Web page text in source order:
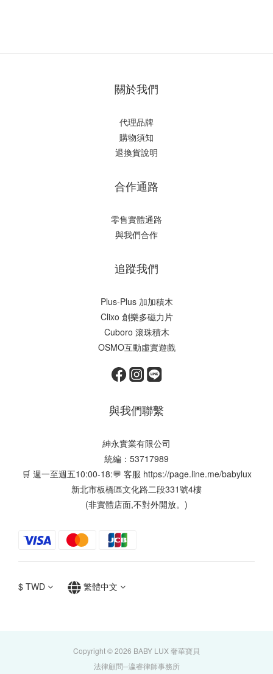
關於我們
代理品牌
購物須知
退換貨說明
合作通路
零售實體通路
與我們合作
追蹤我們
Plus-Plus 加加積木
Clixo 創樂多磁力片
Cuboro 滾珠積木
OSMO互動虛實遊戲
與我們聯繫
紳永實業有限公司
統編：53717989
🛒 週一至週五10:00-18:💬 客服 https://page.line.me/babylux
新北市板橋區文化路二段331號4樓
(非實體店面,不對外開放。)
$ TWD 繁體中文
Copyright © 2026 BABY LUX 奢華寶貝
法律顧問─瀛睿律師事務所